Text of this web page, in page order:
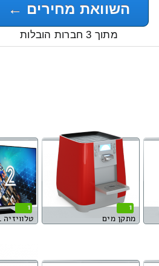
השוואת מחירים ←
מתוך 3 חברות הובלות
1
מתקן מים
1
טלוויזיה XL